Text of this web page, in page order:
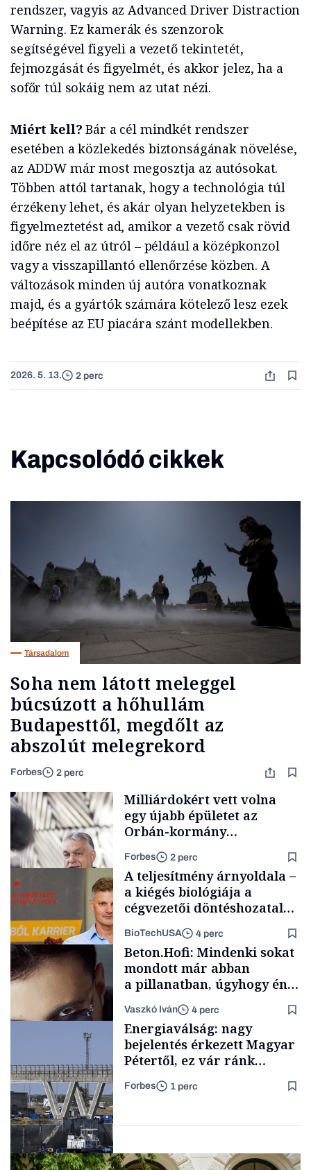
rendszer, vagyis az Advanced Driver Distraction
Warning. Ez kamerák és szenzorok
segítségével figyeli a vezető tekintetét,
fejmozgását és figyelmét, és akkor jelez, ha a
sofőr túl sokáig nem az utat nézi.
Miért kell? Bár a cél mindkét rendszer
esetében a közlekedés biztonságának növelése,
az ADDW már most megosztja az autósokat.
Többen attól tartanak, hogy a technológia túl
érzékeny lehet, és akár olyan helyzetekben is
figyelmeztetést ad, amikor a vezető csak rövid
időre néz el az útról – például a középkonzol
vagy a visszapillantó ellenőrzése közben. A
változások minden új autóra vonatkoznak
majd, és a gyártók számára kötelező lesz ezek
beépítése az EU piacára szánt modellekben.
2026. 5. 13. 2 perc
Kapcsolódó cikkek
Társadalom
Soha nem látott meleggel
búcsúzott a hőhullám
Budapesttől, megdőlt az
abszolút melegrekord
Forbes 2 perc
Politika
Milliárdokért vett volna
egy újabb épületet az
Orbán-kormány
Brüsszelben, fine dining
éttermet is nyitottak volna
benne
Forbes 2 perc
Content Lab HUB
A teljesítmény árnyoldala –
a kiégés biológiája a
cégvezetői döntéshozatal
BioTechUSA 4 perc
Forbes-sztori
Beton.Hofi: Mindenki sokat
mondott már abban
a pillanatban, úgyhogy én
a legsarkosabb
gondolataimat akartam
kimondani
Vaszkó Iván 4 perc
Energiaválság: nagy
bejelentés érkezett Magyar
Pétertől, ez vár ránk
péntektől
Forbes 1 perc